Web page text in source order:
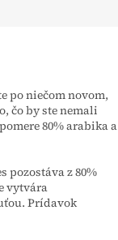
po niečom novom,
čo by ste nemali
80% arabika a
pozostáva z 80%
vytvára
Prídavok